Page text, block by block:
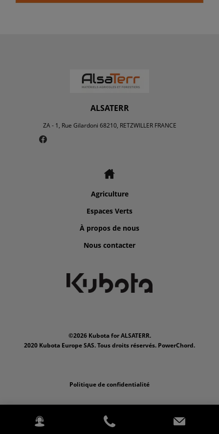
ALSATERR
ZA - 1, Rue Gilardoni 68210, RETZWILLER FRANCE
Agriculture
Espaces Verts
À propos de nous
Nous contacter
©2026 Kubota for ALSATERR.
2020 Kubota Europe SAS. Tous droits réservés. PowerChord.
Politique de confidentialité